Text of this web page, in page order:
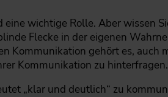
wichtige Rolle. Aber wissen
Flecke in der eigenen
Kommunikation gehört es, auch
Kommunikation zu hinterfragen.
„klar und deutlich“ zu